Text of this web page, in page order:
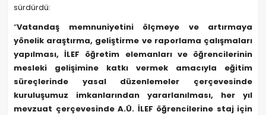
sürdürdü:
“Vatandaş memnuniyetini ölçmeye ve artırmaya
yönelik araştırma, geliştirme ve raporlama çalışmaları
yapılması, İLEF öğretim elemanları ve öğrencilerinin
mesleki gelişimine katkı vermek amacıyla eğitim
süreçlerinde yasal düzenlemeler çerçevesinde
kuruluşumuz imkanlarından yararlanılması, her yıl
mevzuat çerçevesinde A.Ü. İLEF öğrencilerine staj için